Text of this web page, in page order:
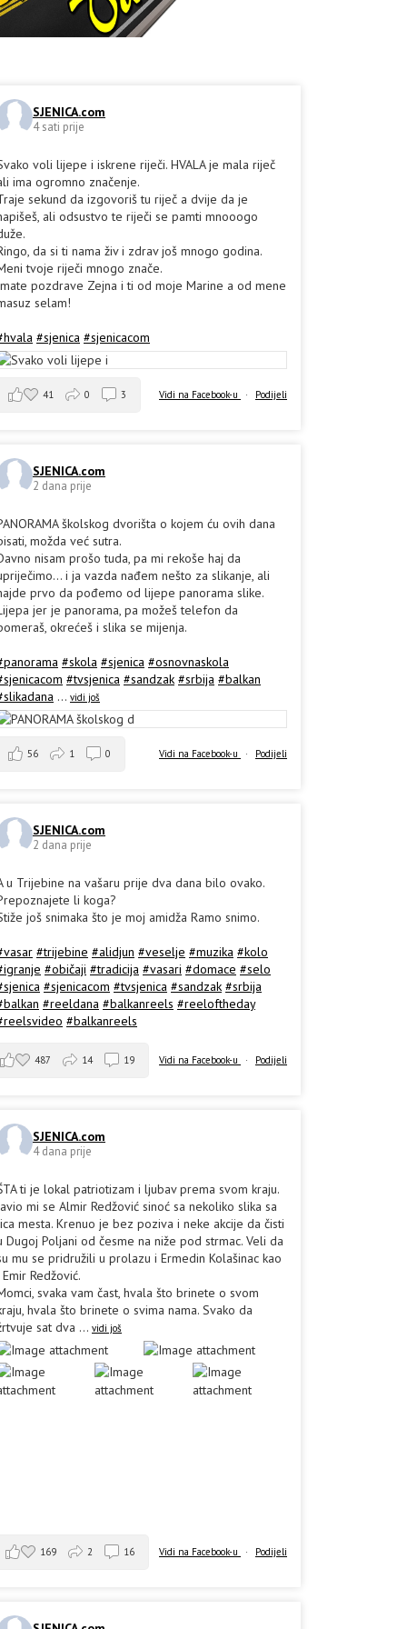
SJENICA.com
4 sati prije
voli lijepe i iskrene riječi. HVALA je mala riječ
ima ogromno značenje.
sekund da izgovoriš tu riječ a dvije da je
ali odsustvo te riječi se pamti mnooogo
da si ti nama živ i zdrav još mnogo godina.
tvoje riječi mnogo znače.
pozdrave Zejna i ti od moje Marine a od mene
selam!
#sjenica #sjenicacom
Vidi na Facebook-u · Podijeli
41 0 3
SJENICA.com
2 dana prije
školskog dvorišta o kojem ću ovih dana
možda već sutra.
nisam prošo tuda, pa mi rekoše haj da
i ja vazda nađem nešto za slikanje, ali
prvo da pođemo od lijepe panorama slike.
jer je panorama, pa možeš telefon da
okrećeš i slika se mijenja.
#skola #sjenica #osnovnaskola
#tvsjenica #sandzak #srbija #balkan
... vidi još
Vidi na Facebook-u · Podijeli
56 1 0
SJENICA.com
2 dana prije
u Trijebine na vašaru prije dva dana bilo ovako.
li koga?
još snimaka što je moj amidža Ramo snimo.
#trijebine #alidjun #veselje #muzika #kolo
#običaji #tradicija #vasari #domace #selo
#sjenicacom #tvsjenica #sandzak #srbija
#reeldana #balkanreels #reeloftheday
#balkanreels
Vidi na Facebook-u · Podijeli
487 14 19
SJENICA.com
4 dana prije
ti je lokal patriotizam i ljubav prema svom kraju.
mi se Almir Redžović sinoć sa nekoliko slika sa
mesta. Krenuo je bez poziva i neke akcije da čisti
Dugoj Poljani od česme na niže pod strmac. Veli da
mu se pridružili u prolazu i Ermedin Kolašinac kao
Redžović.
svaka vam čast, hvala što brinete o svom
hvala što brinete o svima nama. Svako da
sat dva ... vidi još
Vidi na Facebook-u · Podijeli
169 2 16